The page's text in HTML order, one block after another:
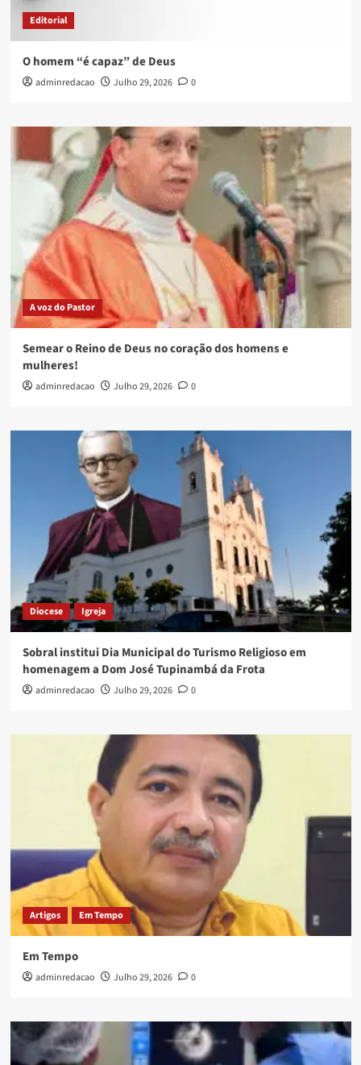
Editorial
O homem “é capaz” de Deus
adminredacao Julho 29, 2026 0
A voz do Pastor
Semear o Reino de Deus no coração dos homens e
mulheres!
adminredacao Julho 29, 2026 0
Diocese Igreja
Sobral institui Dia Municipal do Turismo Religioso em
homenagem a Dom José Tupinambá da Frota
adminredacao Julho 29, 2026 0
Artigos Em Tempo
Em Tempo
adminredacao Julho 29, 2026 0